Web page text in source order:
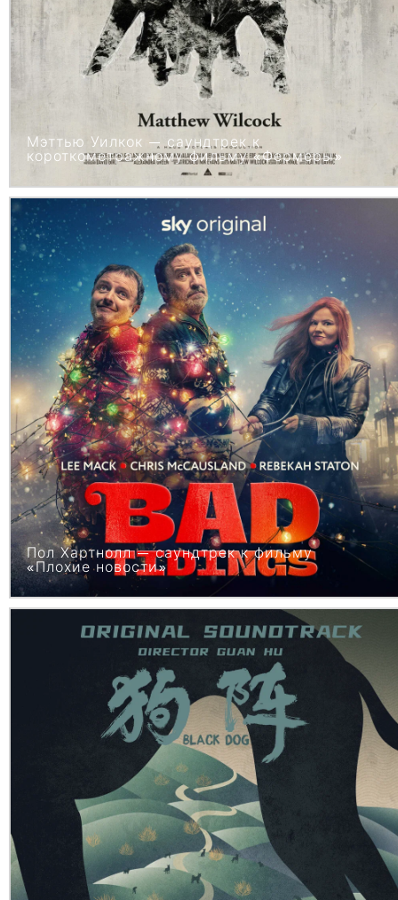
Мэттью Уилкок — саундтрек к
короткометражному фильму «Фермеры»
Пол Хартнолл — саундтрек к фильму
«Плохие новости»